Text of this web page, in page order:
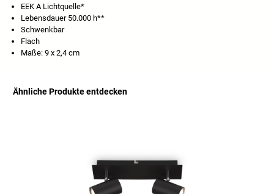
EEK A Lichtquelle*
Lebensdauer 50.000 h**
Schwenkbar
Flach
Maße: 9 x 2,4 cm
Ähnliche Produkte entdecken